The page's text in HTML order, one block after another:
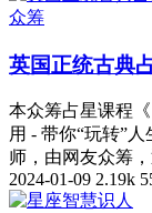
众筹
英国正统古典
本众筹占星课程
用 - 带你“玩转”
师，由网友众筹
2024-01-09 2.19k